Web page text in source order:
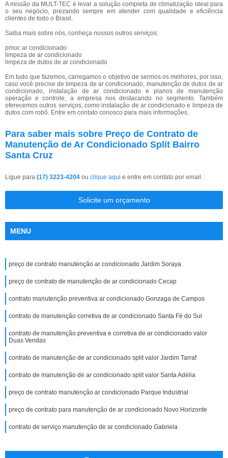
A missão da MULT-TEC é levar a solução completa de climatização ideal para
o seu negócio, prezando sempre em atender com qualidade e eficiência
clientes de todo o Brasil.
Saiba mais sobre nós, conheça nossos outros serviços:
pmoc ar condicionado
limpeza de ar condicionado
limpeza de dutos de ar condicionado
Em tudo que fazemos, carregamos o objetivo de sermos os melhores, por isso,
caso você precise de limpeza de ar condicionado, manutenção de dutos de ar
condicionado, instalação de ar condicionado e planos de manutenção
operação e controle, a empresa nos destacando no segmento. Também
oferecemos outros serviços, como instalação de ar condicionado e limpeza de
dutos com robô. Entre em contato conosco para mais informações.
Para saber mais sobre Preço de Contrato de
Manutenção de Ar Condicionado Split Bairro
Santa Cruz
Ligue para (17) 3223-4204 ou clique aqui e entre em contato por email.
Solicite um orçamento
MENU
preço de contrato manutenção ar condicionado Jardim Soraya
preço de contrato de manutenção de ar condicionado Cecap
contrato manutenção preventiva ar condicionado Gonzaga de Campos
contrato de manutenção corretiva de ar condicionado Santa Fé do Sul
contrato de manutenção preventiva e corretiva de ar condicionado valor
Duas Vendas
contrato de manutenção de ar condicionado split valor Jardim Tarraf
contrato de manutenção de ar condicionado split valor Santa Adélia
preço de contrato manutenção ar condicionado Parque Industrial
preço de contrato para manutenção de ar condicionado Novo Horizonte
contrato de serviço manutenção de ar condicionado Gabriela